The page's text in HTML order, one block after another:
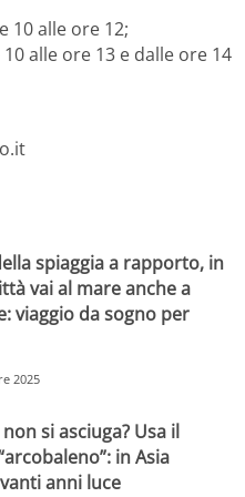
10 alle ore 12;
alle ore 13 e dalle ore 14
spiaggia a rapporto, in
vai al mare anche a
viaggio da sogno per
2025
si asciuga? Usa il
in Asia
anni luce